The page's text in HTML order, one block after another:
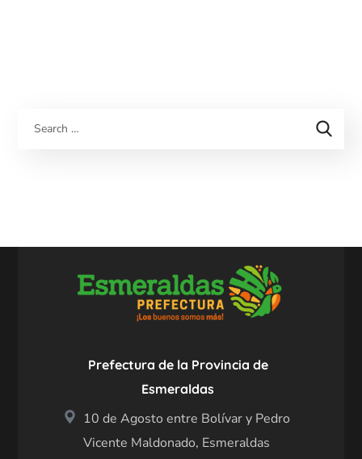
Prefectura de la Provincia de
Esmeraldas
10 de Agosto entre Bolívar y Pedro
Vicente Maldonado, Esmeraldas